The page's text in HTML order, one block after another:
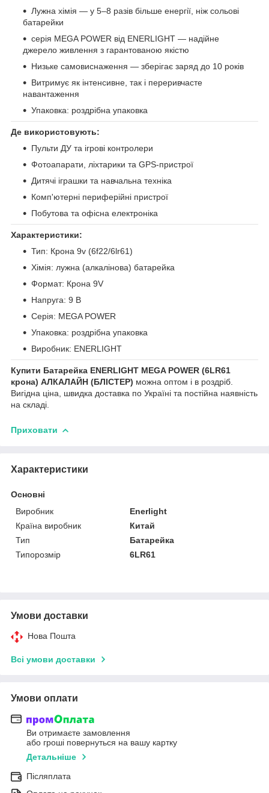
Лужна хімія — у 5–8 разів більше енергії, ніж сольові
батарейки
серія MEGA POWER від ENERLIGHT — надійне
джерело живлення з гарантованою якістю
Низьке самовиснаження — зберігає заряд до 10 років
Витримує як інтенсивне, так і переривчасте
навантаження
Упаковка: роздрібна упаковка
Де використовують:
Пульти ДУ та ігрові контролери
Фотоапарати, ліхтарики та GPS-пристрої
Дитячі іграшки та навчальна техніка
Комп'ютерні периферійні пристрої
Побутова та офісна електроніка
Характеристики:
Тип: Крона 9v (6f22/6lr61)
Хімія: лужна (алкалінова) батарейка
Формат: Крона 9V
Напруга: 9 В
Серія: MEGA POWER
Упаковка: роздрібна упаковка
Виробник: ENERLIGHT
Купити Батарейка ENERLIGHT MEGA POWER (6LR61
крона) АЛКАЛАЙН (БЛІСТЕР) можна оптом і в роздріб.
Вигідна ціна, швидка доставка по Україні та постійна наявність
на складі.
Приховати
Характеристики
Основні
Виробник
Enerlight
Країна виробник
Китай
Тип
Батарейка
Типорозмір
6LR61
Умови доставки
Нова Пошта
Всі умови доставки
Умови оплати
Ви отримаєте замовлення
або гроші повернуться на вашу картку
Детальніше
Післяплата